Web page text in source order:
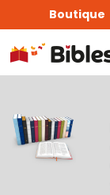
Boutique
Recherche